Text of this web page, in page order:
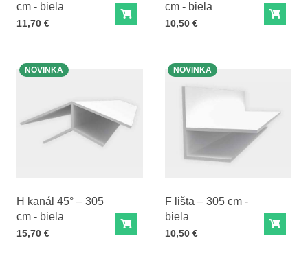
cm - biela
Cena s DPH
11,70 € Do košíka
cm - biela
Cena s DPH
10,50 € Do
H kanál 45° – 305
cm - biela
Cena s DPH
15,70 € Do košíka
NOVINKA
F lišta – 305 cm -
biela
Cena s DPH
10,50 € Do
NOVINKA